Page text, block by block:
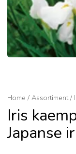
Home / Assortiment /
Iris
Japanse